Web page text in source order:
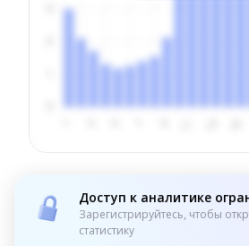
Доступ к аналитике
Зарегистрируйтесь, чтобы
статистику